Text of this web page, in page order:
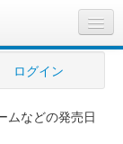
ログイン
ムなどの発売日